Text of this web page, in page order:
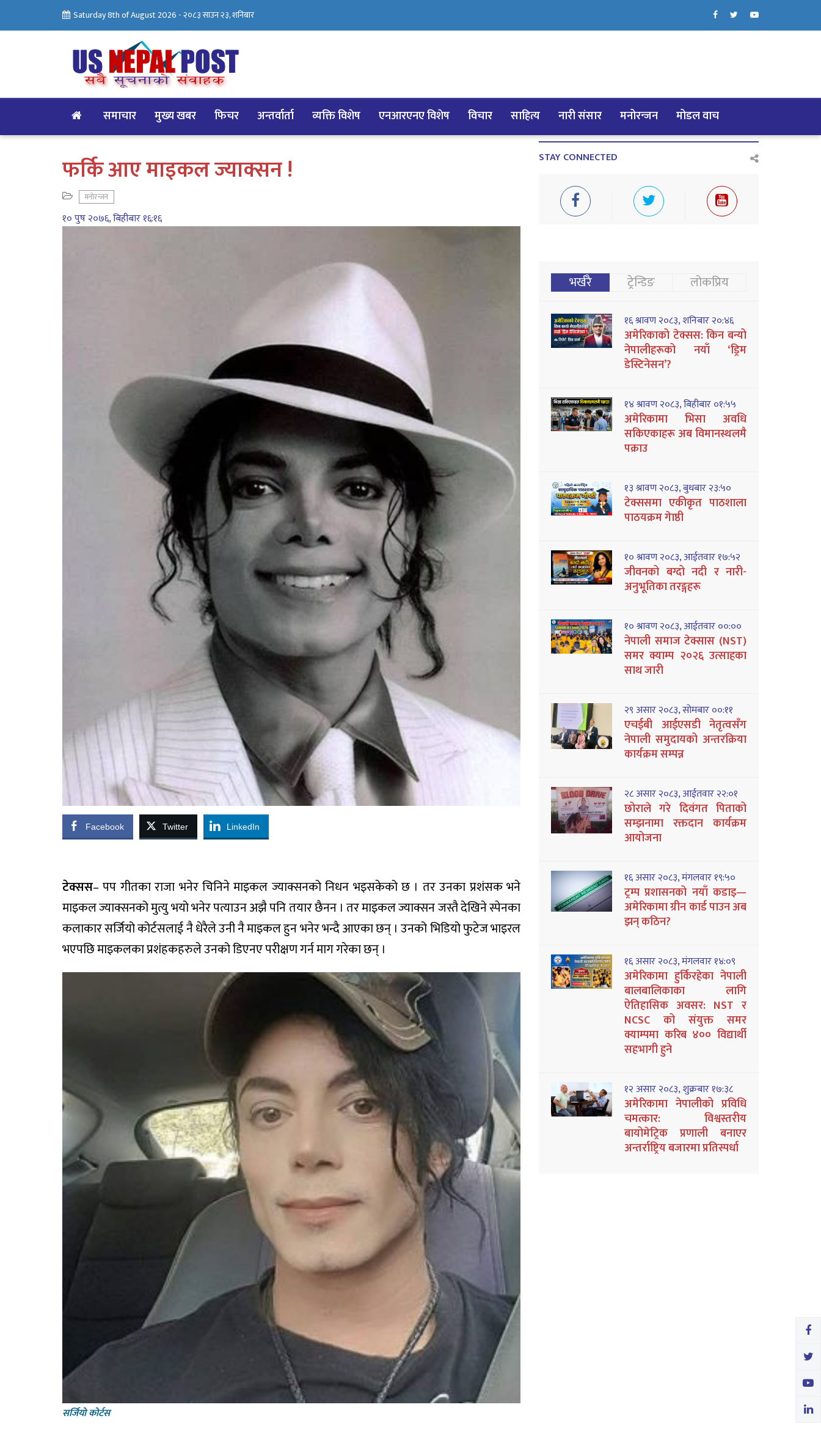
Saturday 8th of August 2026 -२०८३ साउन २३, शनिबार
समाचार मुख्य खबर फिचर अन्तर्वार्ता व्यक्ति विशेष एनआरएनए विशेष विचार साहित्य नारी संसार मनोरन्जन मोडल वाच
फर्कि आए माइकल ज्याक्सन !
मनोरन्जन
१० पुष २०७६, बिहीबार १६:१६
Facebook Twitter LinkedIn
टेक्सस– पप गीतका राजा भनेर चिनिने माइकल ज्याक्सनको निधन भइसकेको छ । तर उनका प्रशंसक भने
माइकल ज्याक्सनको मुत्यु भयो भनेर पत्याउन अझै पनि तयार छैनन । तर माइकल ज्याक्सन जस्तै देखिने स्पेनका
कलाकार सर्जियो कोर्टसलाई नै धेरैले उनी नै माइकल हुन भनेर भन्दै आएका छन् । उनको भिडियो फुटेज भाइरल
भएपछि माइकलका प्रशंहकहरुले उनको डिएनए परीक्षण गर्न माग गरेका छन् ।
सर्जियाे काेर्टस
STAY CONNECTED
भर्खरै ट्रेन्डिङ लोकप्रिय
१६ श्रावण २०८३, शनिबार २०:४६
अमेरिकाको टेक्सस: किन बन्यो
नेपालीहरूको नयाँ ‘ड्रिम
डेस्टिनेसन’?
१४ श्रावण २०८३, बिहीबार ०१:५५
अमेरिकामा भिसा अवधि
सकिएकाहरू अब विमानस्थलमै
पक्राउ
१३ श्रावण २०८३, बुधबार २३:५०
टेक्ससमा एकीकृत पाठशाला
पाठयक्रम गेाष्ठी
१० श्रावण २०८३, आईतवार १७:५२
जीवनको बग्दो नदी र नारी-
अनुभूतिका तरङ्गहरू
१० श्रावण २०८३, आईतवार ००:००
नेपाली समाज टेक्सास (NST)
समर क्याम्प २०२६ उत्साहका
साथ जारी
२९ असार २०८३, सोमबार ००:११
एचईबी आईएसडी नेतृत्वसँग
नेपाली समुदायको अन्तरक्रिया
कार्यक्रम सम्पन्न
२८ असार २०८३, आईतवार २२:०१
छोराले गरे दिवंगत पिताको
सम्झनामा रक्तदान कार्यक्रम
आयोजना
१६ असार २०८३, मंगलवार १९:५०
ट्रम्प प्रशासनको नयाँ कडाइ—
अमेरिकामा ग्रीन कार्ड पाउन अब
झन् कठिन?
१६ असार २०८३, मंगलवार १४:०९
अमेरिकामा हुर्किरहेका नेपाली
बालबालिकाका लागि
ऐतिहासिक अवसर: NST र
NCSC को संयुक्त समर
क्याम्पमा करिब ४०० विद्यार्थी
सहभागी हुने
१२ असार २०८३, शुक्रबार १७:३८
अमेरिकामा नेपालीको प्रविधि
चमत्कार: विश्वस्तरीय
बायोमेट्रिक प्रणाली बनाएर
अन्तर्राष्ट्रिय बजारमा प्रतिस्पर्धा